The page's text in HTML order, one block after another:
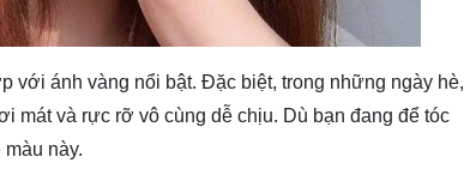
với ánh vàng nổi bật. Đặc biệt, trong những ngày hè,
mát và rực rỡ vô cùng dễ chịu. Dù bạn đang để tóc
này.